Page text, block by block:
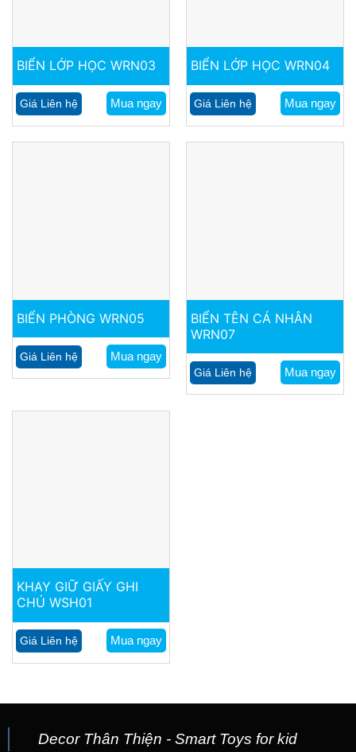
BIỂN LỚP HỌC WRN03
Giá Liên hệ Mua ngay
BIỂN LỚP HỌC WRN04
Giá Liên hệ Mua ngay
BIỂN PHÒNG WRN05
Giá Liên hệ Mua ngay
BIỂN TÊN CÁ NHÂN
WRN07
Giá Liên hệ Mua ngay
KHAY GIỮ GIẤY GHI
CHÚ WSH01
Giá Liên hệ Mua ngay
Decor Thân Thiện - Smart Toys for kid